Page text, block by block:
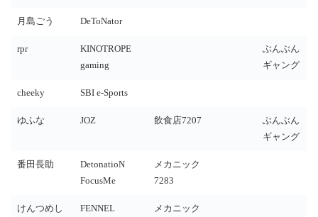
月島ごう DeToNator
rpr
KINOTROPE
gaming
ぶんぶん
ギャング
cheeky SBI e-Sports
ゆふな JOZ 飲食店7207
ぶんぶん
ギャング
番田長助
DetonatioN
FocusMe
メカニック
7283
けんつめし FENNEL
メカニック